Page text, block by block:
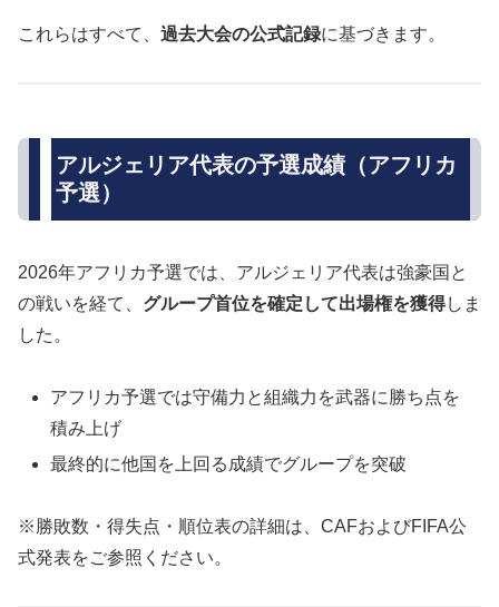
これらはすべて、 過去大会の公式記録に基づきます。
アルジェリア代表の予選成績（アフリカ
予選）
2026年アフリカ予選では、アルジェリア代表は強豪国と
の戦いを経て、 グループ首位を確定して出場権を獲得しま
した。
アフリカ予選では守備力と組織力を武器に勝ち点を
積み上げ
最終的に他国を上回る成績でグループを突破
※勝敗数・得失点・順位表の詳細は、CAFおよびFIFA公
式発表をご参照ください。